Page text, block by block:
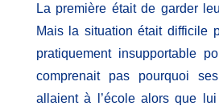
La première était de garder
Mais la situation était difficile
pratiquement insupportable
comprenait pas pourquoi
allaient à l’école alors que